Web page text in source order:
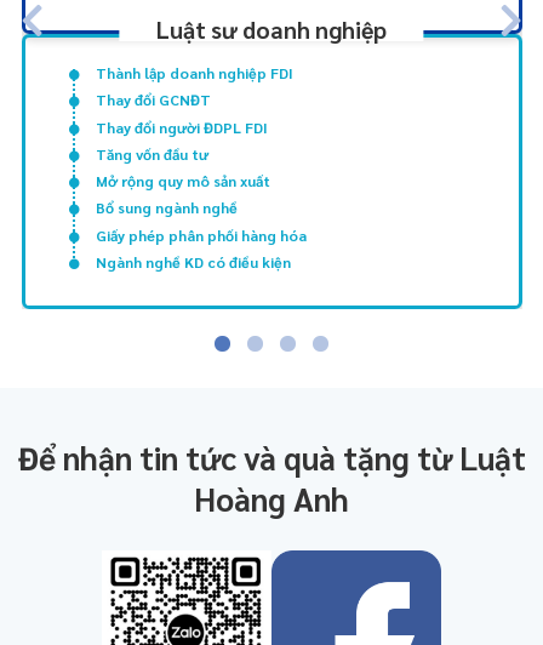
Luật sư doanh nghiệp
Thành lập doanh nghiệp FDI
Thay đổi GCNĐT
Thay đổi người ĐDPL FDI
Tăng vốn đầu tư
Mở rộng quy mô sản xuất
Bổ sung ngành nghề
Giấy phép phân phối hàng hóa
Ngành nghề KD có điều kiện
Để nhận tin tức và quà tặng từ Luật
Hoàng Anh